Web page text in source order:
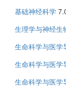
基础神经科学
生理学与神经生
生命科学与医学
生命科学与医学
生命科学与医学